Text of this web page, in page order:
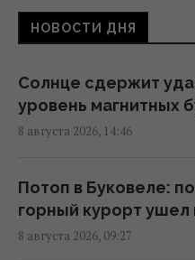
"Смело и
спас украинский
08:59 суббота, 08 августа 2026
Трамп неохотно
принять меры, – WSJ
02:56 суббота, 08 августа 2026
НОВОСТИ ДНЯ
Солнце сдержит
уровень магнитных
8 августа 2026, 14:46
Потоп в Буковеле:
горный курорт ушел
8 августа 2026, 09:27